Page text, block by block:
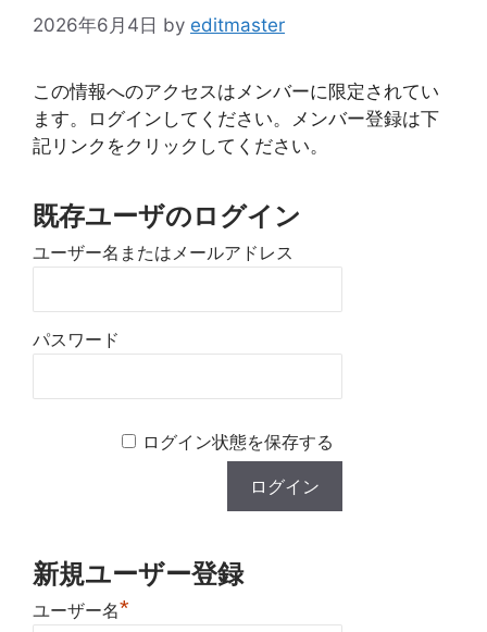
2026年6月4日 by editmaster
この情報へのアクセスはメンバーに限定されてい
ます。ログインしてください。メンバー登録は下
記リンクをクリックしてください。
既存ユーザのログイン
ユーザー名またはメールアドレス
パスワード
ログイン状態を保存する
新規ユーザー登録
ユーザー名*